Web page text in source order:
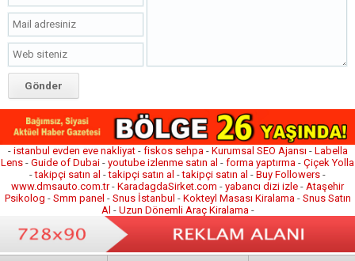
- istanbul evden eve nakliyat- fiskos sehpa- Kurumsal SEO Ajansı - Labella
Lens - Guide of Dubai - youtube izlenme satın al - forma yaptırma - Çiçek Yolla
-takipçi satın al -takipçi satın al -takipçi satın al - Buy Followers -
www.dmsauto.com.tr- KaradagdaSirket.com - yabancı dizi izle - Ataşehir
Psikolog - Smm panel - Snus İstanbul - Kokteyl Masası Kiralama- Snus Satın
Al - Uzun Dönemli Araç Kiralama-